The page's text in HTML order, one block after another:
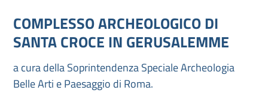
COMPLESSO ARCHEOLOGICO DI
SANTA CROCE IN GERUSALEMME
a cura della Soprintendenza Speciale Archeologia
Belle Arti e Paesaggio di Roma.